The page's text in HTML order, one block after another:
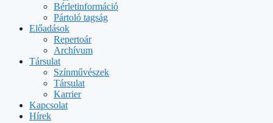
Bérletinformáció
Pártoló tagság
Előadások
Repertoár
Archívum
Társulat
Színművészek
Társulat
Karrier
Kapcsolat
Hírek